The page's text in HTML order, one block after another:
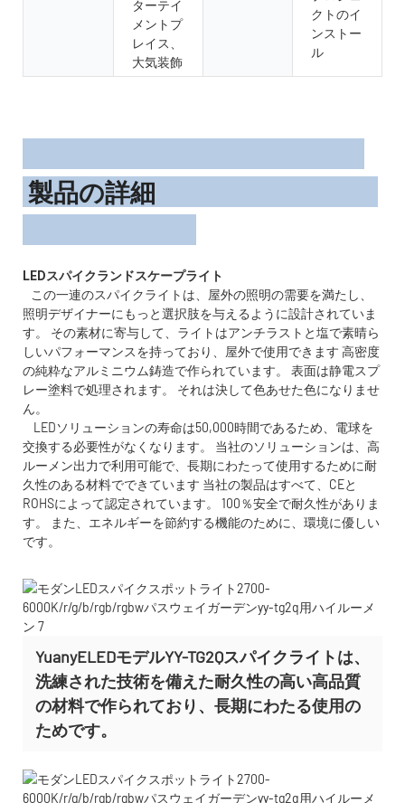
ターテイ
メントプ
レイス、
大気装飾
クトのイ
ンストー
ル
製品の詳細
この一連のスパイクライトは、屋外の照明の需要を満たし、
照明デザイナーにもっと選択肢を与えるように設計されていま
す。 その素材に寄与して、ライトはアンチラストと塩で素晴ら
しいパフォーマンスを持っており、屋外で使用できます 高密度
の純粋なアルミニウム鋳造で作られています。 表面は静電スプ
レー塗料で処理されます。 それは決して色あせた色になりませ
ん。
LEDソリューションの寿命は50,000時間であるため、電球を
交換する必要性がなくなります。 当社のソリューションは、高
ルーメン出力で利用可能で、長期にわたって使用するために耐
久性のある材料でできています 当社の製品はすべて、CEと
ROHSによって認定されています。 100％安全で耐久性がありま
す。 また、エネルギーを節約する機能のために、環境に優しい
です。
YuanyELEDモデルYY-TG2Qスパイクライトは、
洗練された技術を備えた耐久性の高い高品質
の材料で作られており、長期にわたる使用の
ためです。